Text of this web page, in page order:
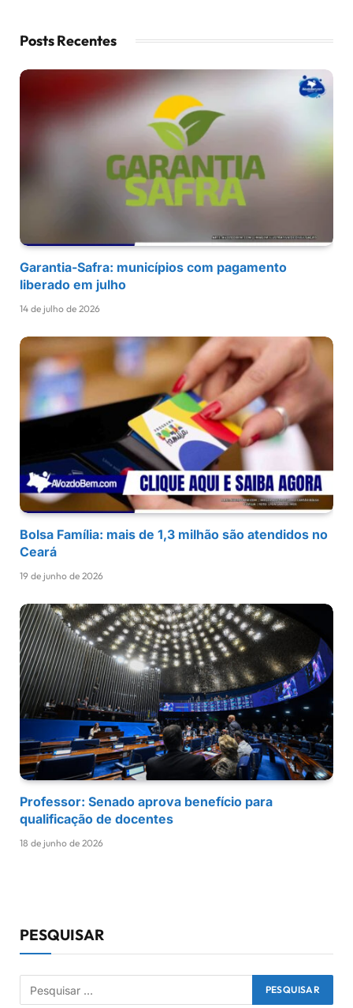
Posts Recentes
Garantia-Safra: municípios com pagamento
liberado em julho
14 de julho de 2026
Bolsa Família: mais de 1,3 milhão são atendidos no
Ceará
19 de junho de 2026
Professor: Senado aprova benefício para
qualificação de docentes
18 de junho de 2026
PESQUISAR